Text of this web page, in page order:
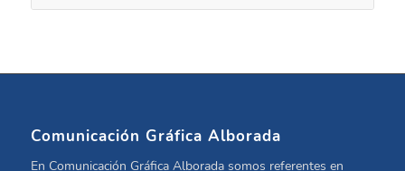
Comunicación Gráfica Alborada
En Comunicación Gráfica Alborada somos referentes en